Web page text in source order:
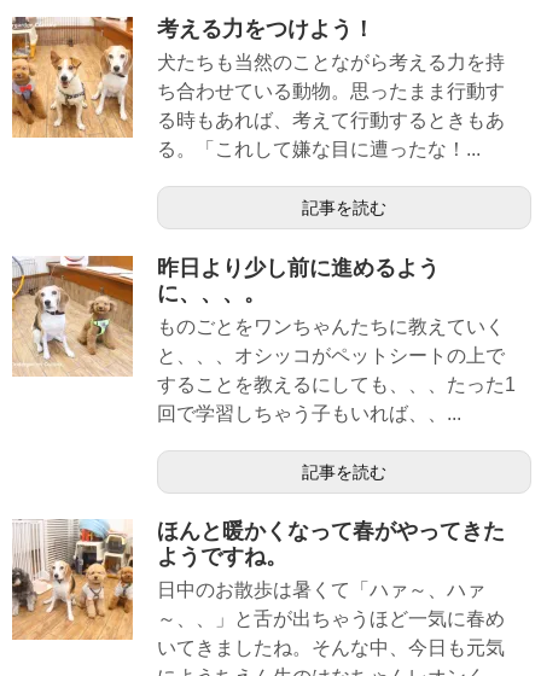
考える力をつけよう！
犬たちも当然のことながら考える力を持
ち合わせている動物。思ったまま行動す
る時もあれば、考えて行動するときもあ
る。「これして嫌な目に遭ったな！...
記事を読む
昨日より少し前に進めるよう
に、、、。
ものごとをワンちゃんたちに教えていく
と、、、オシッコがペットシートの上で
することを教えるにしても、、、たった1
回で学習しちゃう子もいれば、、...
記事を読む
ほんと暖かくなって春がやってきた
ようですね。
日中のお散歩は暑くて「ハァ～、ハァ
～、、」と舌が出ちゃうほど一気に春め
いてきましたね。そんな中、今日も元気